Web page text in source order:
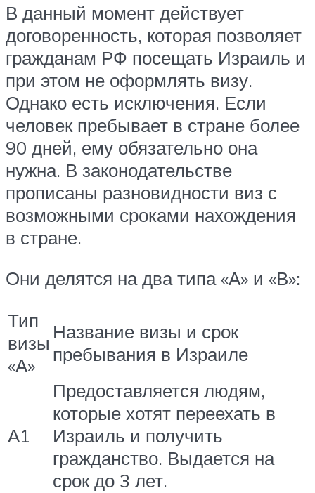
В данный момент действует
договоренность, которая позволяет
гражданам РФ посещать Израиль и
при этом не оформлять визу.
Однако есть исключения. Если
человек пребывает в стране более
90 дней, ему обязательно она
нужна. В законодательстве
прописаны разновидности виз с
возможными сроками нахождения
в стране.
Они делятся на два типа «А» и «В»:
Тип
визы
«А»
Название визы и срок
пребывания в Израиле
А1
Предоставляется людям,
которые хотят переехать в
Израиль и получить
гражданство. Выдается на
срок до 3 лет.